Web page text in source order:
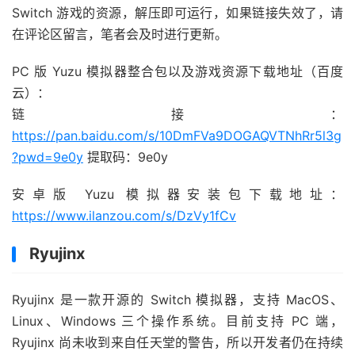
Switch 游戏的资源，解压即可运行，如果链接失效了，请
在评论区留言，笔者会及时进行更新。
PC 版 Yuzu 模拟器整合包以及游戏资源下载地址（百度
云）：
链接：
https://pan.baidu.com/s/10DmFVa9DOGAQVTNhRr5l3g
?pwd=9e0y 提取码：9e0y
安卓版 Yuzu 模拟器安装包下载地址：
https://www.ilanzou.com/s/DzVy1fCv
Ryujinx
Ryujinx 是一款开源的 Switch 模拟器，支持 MacOS、
Linux、Windows 三个操作系统。目前支持 PC 端，
Ryujinx 尚未收到来自任天堂的警告，所以开发者仍在持续